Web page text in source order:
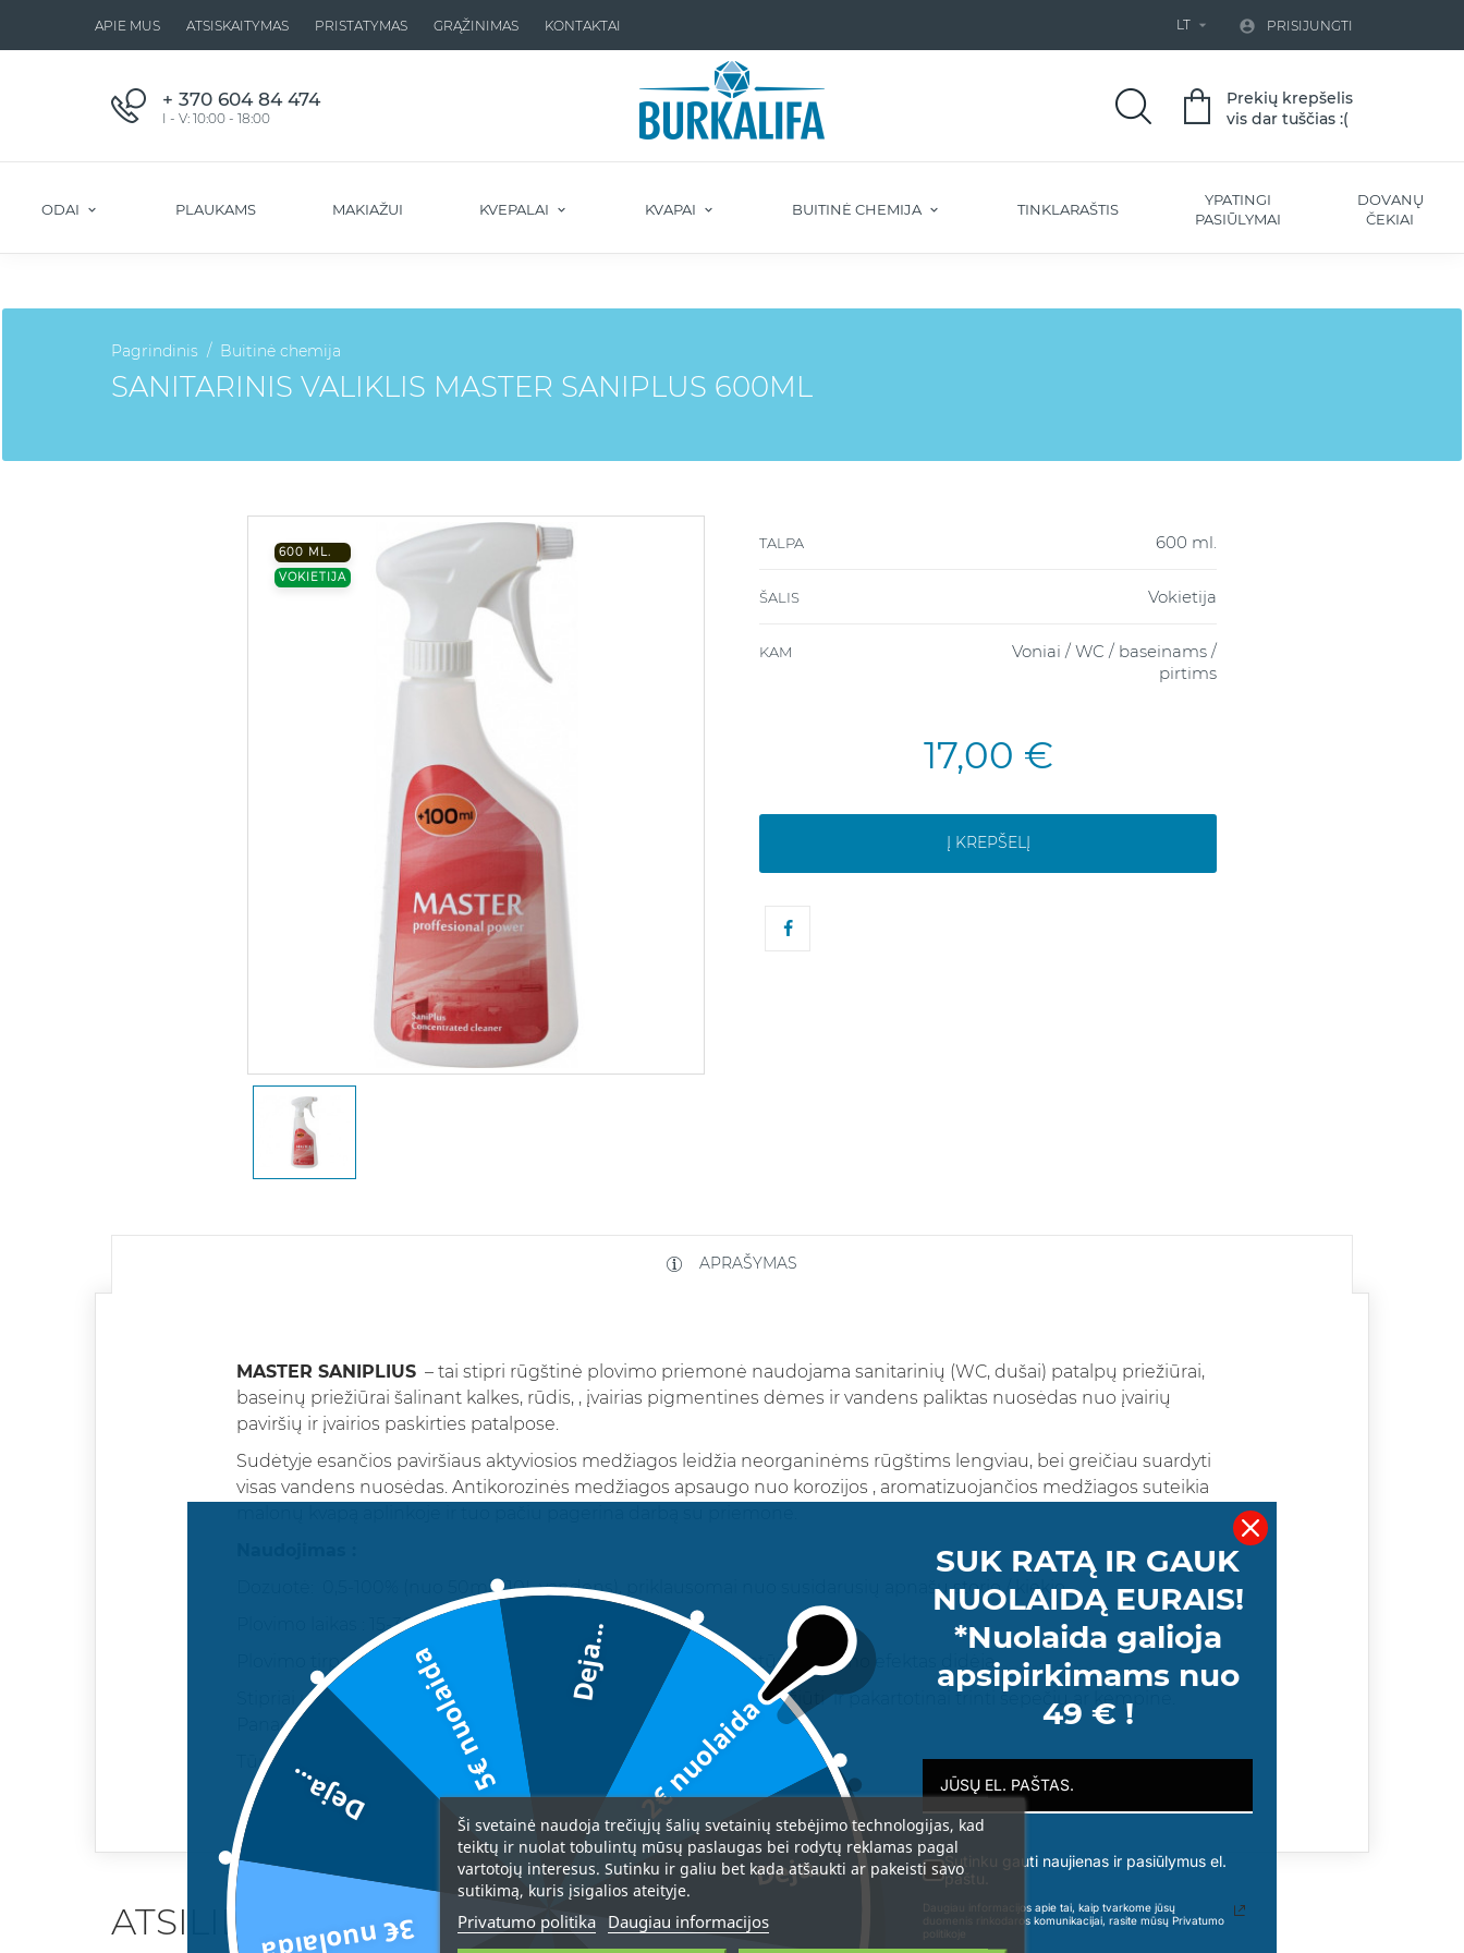
APIE MUS ATSISKAITYMAS PRISTATYMAS GRĄŽINIMAS KONTAKTAI LT   PRISIJUNGTI
+ 370 604 84 474
I - V: 10:00 - 18:00
Prekių krepšelis
vis dar tuščias :(
ODAI PLAUKAMS MAKIAŽUI KVEPALAI KVAPAI BUITINĖ CHEMIJA TINKLARAŠTIS
YPATINGI
PASIŪLYMAI
DOVANŲ
ČEKIAI
Pagrindinis Buitinė chemija
SANITARINIS VALIKLIS MASTER SANIPLUS 600ML
600 ML.
VOKIETIJA
TALPA 600 ml.
ŠALIS Vokietija
KAM
Voniai / WC / baseinams /
pirtims
17,00 €
Į KREPŠELĮ
APRAŠYMAS
MASTER SANIPLIUS – tai stipri rūgštinė plovimo priemonė naudojama sanitarinių (WC, dušai) patalpų priežiūrai,
baseinų priežiūrai šalinant kalkes, rūdis, , įvairias pigmentines dėmes ir vandens paliktas nuosėdas nuo įvairių
paviršių ir įvairios paskirties patalpose.
Sudėtyje esančios paviršiaus aktyviosios medžiagos leidžia neorganinėms rūgštims lengviau, bei greičiau suardyti
visas vandens nuosėdas. Antikorozinės medžiagos apsaugo nuo korozijos , aromatizuojančios medžiagos suteikia
Dozuotė: 0,5-100% (nuo 50ml / 10L vandens), priklausomai nuo susidarusių apnašų storio / kiekio .
Plovimo laikas : 15-30 min.
Plovimo tirpalo temperatūra : +20 ° - +40 °C. Keliant temperatūrą, plovimo efektas didėja.
Stipriai užterštas vietas būtina mirkyti , neleidžiant paviršiams išdžiūti ir pakartotinai trinti šepečiu ar kempine.
Panaudojus ploviklį, paviršių gerai nuplaukite vandeniu.
Tūris: 600 ml.
ATSILIEPIMAI
Ši svetainė naudoja trečiųjų šalių svetainių stebėjimo technologijas, kad
teiktų ir nuolat tobulintų mūsų paslaugas bei rodytų reklamas pagal
vartotojų interesus. Sutinku ir galiu bet kada atšaukti ar pakeisti savo
sutikimą, kuris įsigalios ateityje.
Privatumo politika Daugiau informacijos
2€ nuolaida
Deja...
Deja... 5€ nuolaida Deja...
SUK RATĄ IR GAUK
NUOLAIDĄ EURAIS!
*Nuolaida galioja
apsipirkimams nuo
49 € !
Sutinku gauti naujienas ir pasiūlymus el.
paštu.
Daugiau informacijos apie tai, kaip tvarkome jūsų
duomenis rinkodaros komunikacijai, rasite mūsų Privatumo
politikoje